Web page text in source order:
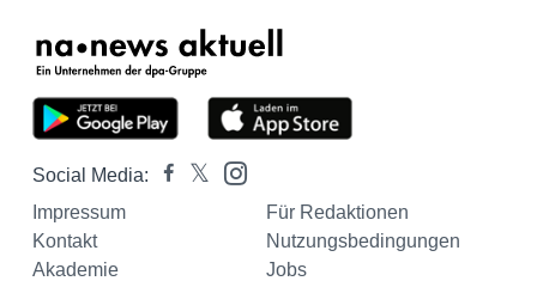
Social Media:
Impressum
Für Redaktionen
Kontakt
Nutzungsbedingungen
Akademie
Jobs